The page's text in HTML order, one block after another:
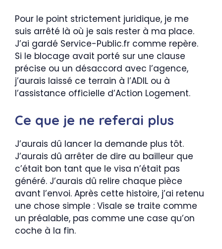
Pour le point strictement juridique, je me
suis arrêté là où je sais rester à ma place.
J’ai gardé Service-Public.fr comme repère.
Si le blocage avait porté sur une clause
précise ou un désaccord avec l’agence,
j’aurais laissé ce terrain à l’ADIL ou à
l’assistance officielle d’Action Logement.
Ce que je ne referai plus
J’aurais dû lancer la demande plus tôt.
J’aurais dû arrêter de dire au bailleur que
c’était bon tant que le visa n’était pas
généré. J’aurais dû relire chaque pièce
avant l’envoi. Après cette histoire, j’ai retenu
une chose simple : Visale se traite comme
un préalable, pas comme une case qu’on
coche à la fin.